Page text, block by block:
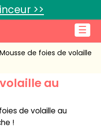
☰
>>
Mousse de foies de volaille
au
de volaille au
!